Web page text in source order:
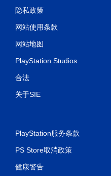
隐私政策
网站使用条款
网站地图
PlayStation Studios
合法
关于SIE
PlayStation服务条款
PS Store取消政策
健康警告